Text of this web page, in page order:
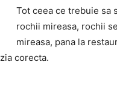
Tot ceea ce trebuie sa
rochii mireasa, rochii
mireasa, pana la
corecta.